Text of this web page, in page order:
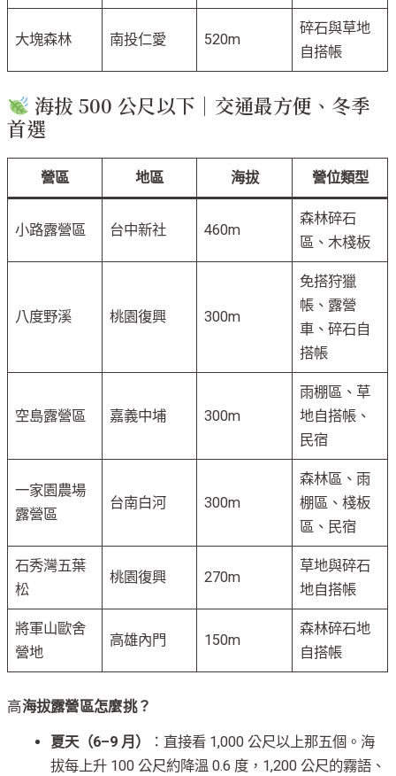
大塊森林 南投仁愛 520m
碎石與草地
自搭帳
海拔 500 公尺以下｜交通最方便、冬季
首選
營區 地區 海拔 營位類型
小路露營區 台中新社 460m
森林碎石
區、木棧板
八度野溪 桃園復興 300m
免搭狩獵
帳、露營
車、碎石自
搭帳
空島露營區 嘉義中埔 300m
雨棚區、草
地自搭帳、
民宿
一家園農場
露營區
台南白河 300m
森林區、雨
棚區、棧板
區、民宿
石秀灣五葉
松
桃園復興 270m
草地與碎石
地自搭帳
將軍山歐舍
營地
高雄內門 150m
森林碎石地
自搭帳
高海拔露營區怎麼挑？
夏天（6–9 月）
：直接看 1,000 公尺以上那五個。海
拔每上升 100 公尺約降溫 0.6 度，1,200 公尺的霧語、